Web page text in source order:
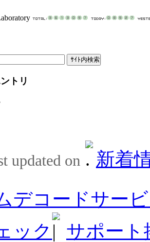
トリ
updated on
新着
デコードサー
ック
サポート